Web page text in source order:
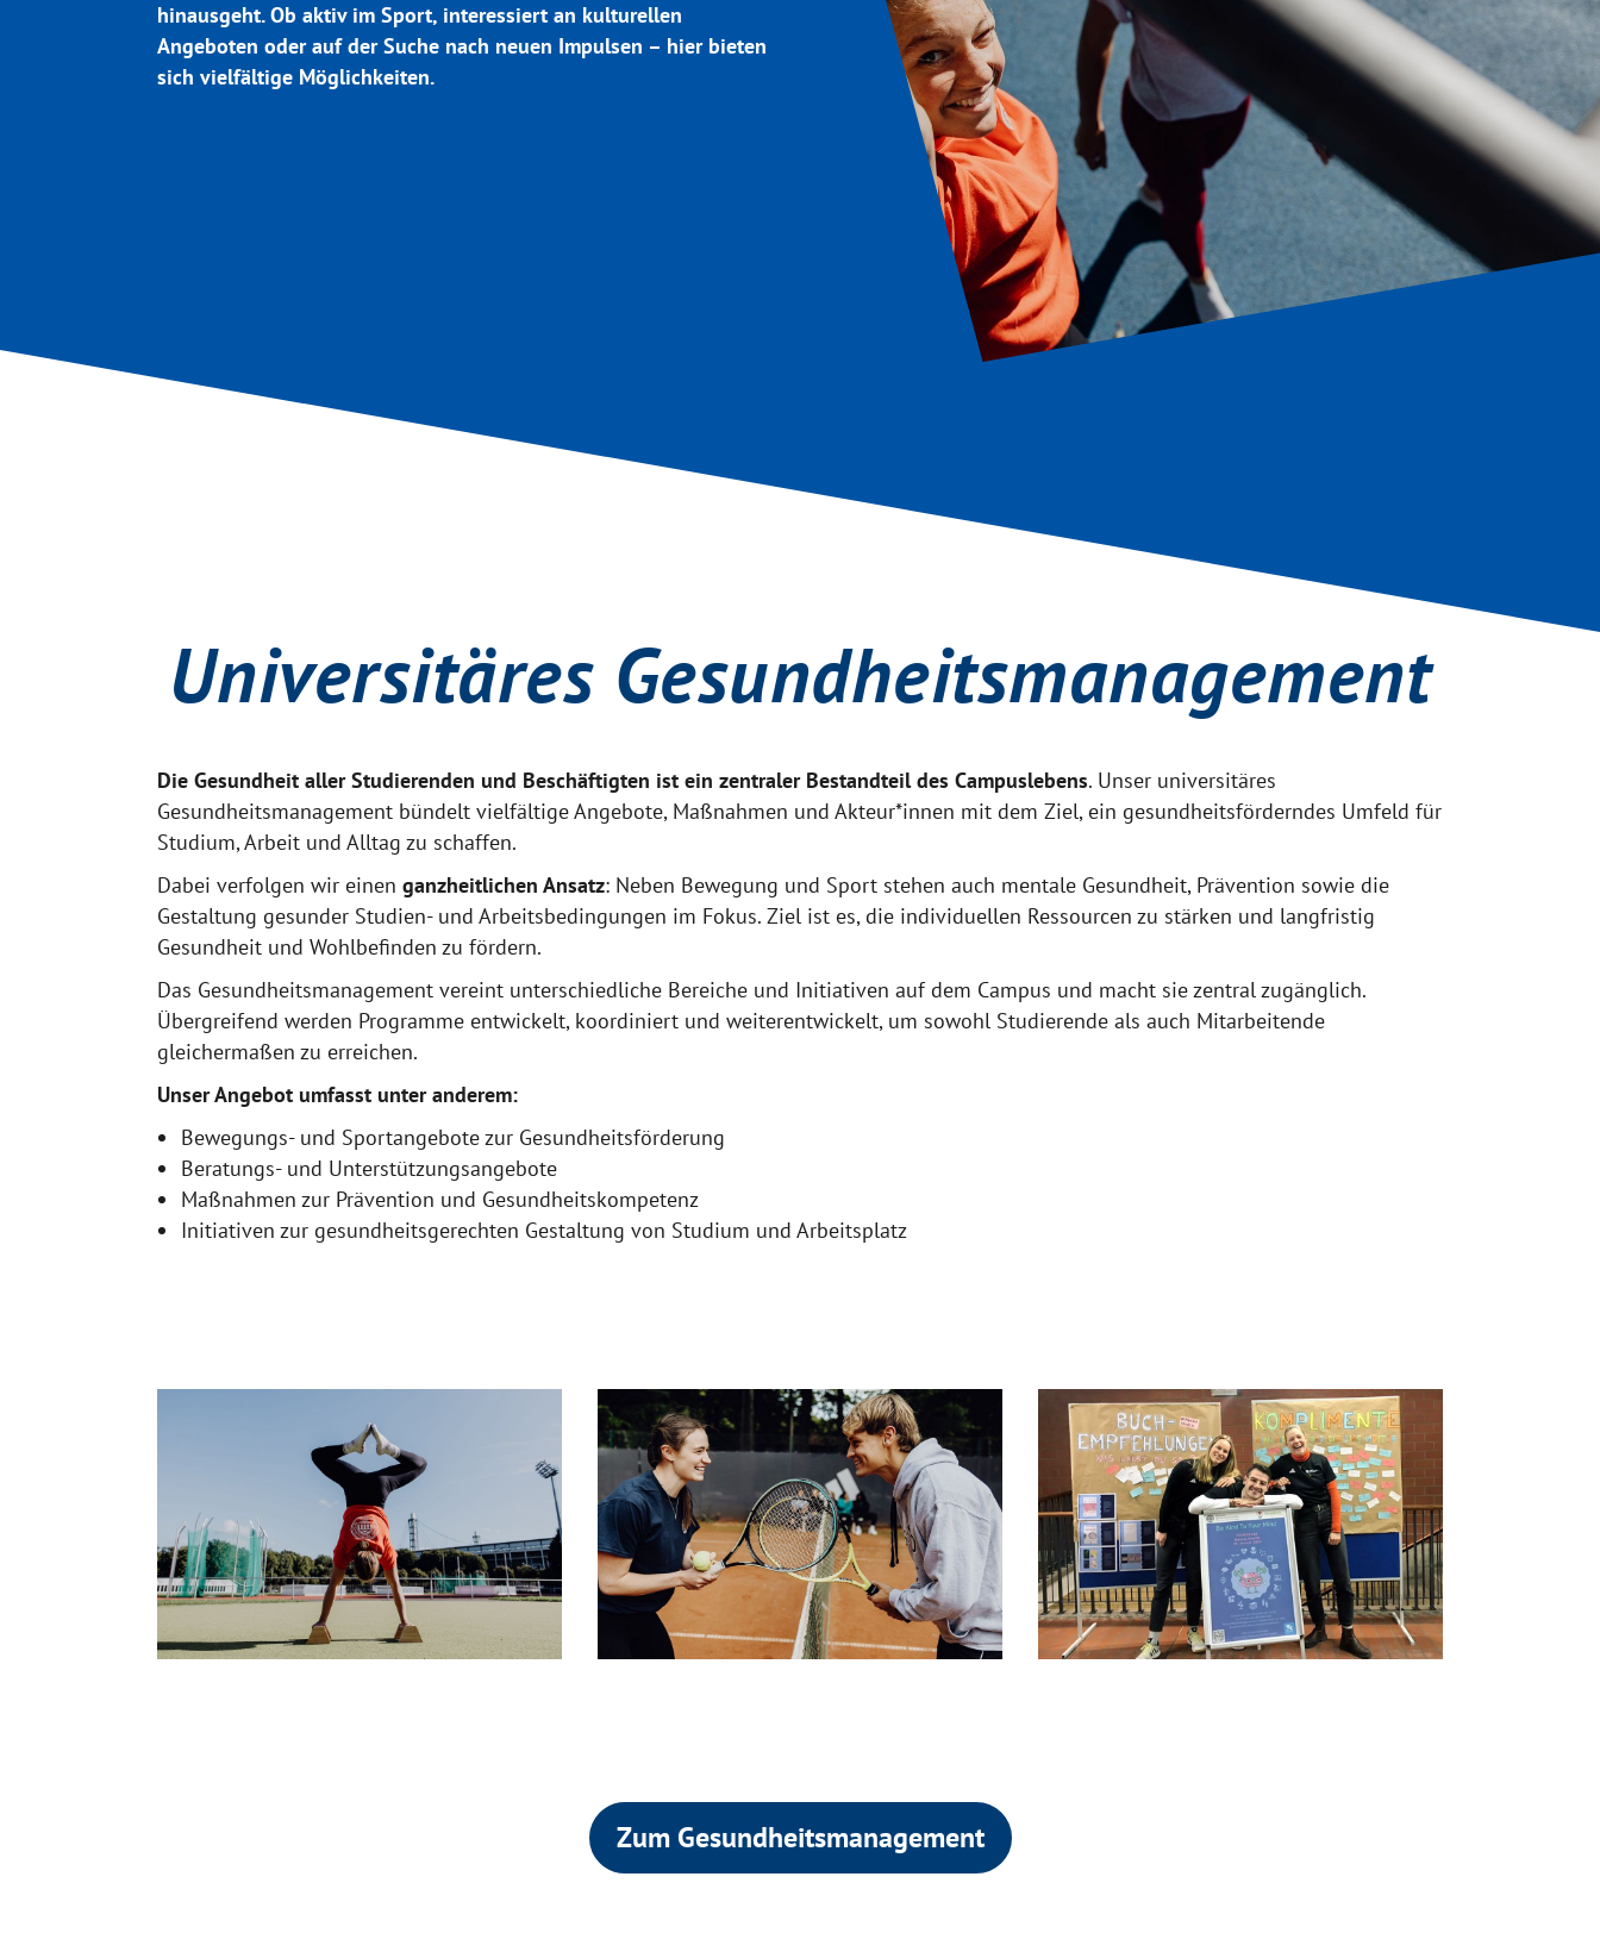
hinausgeht. Ob aktiv im Sport, interessiert an kulturellen
Angeboten oder auf der Suche nach neuen Impulsen – hier bieten
sich vielfältige Möglichkeiten.
Universitäres Gesundheits­management
Die Gesundheit aller Studierenden und Beschäftigten ist ein zentraler Bestandteil des Campuslebens. Unser universitäres
Gesundheitsmanagement bündelt vielfältige Angebote, Maßnahmen und Akteur*innen mit dem Ziel, ein gesundheitsförderndes Umfeld für
Studium, Arbeit und Alltag zu schaffen.
Dabei verfolgen wir einen ganzheitlichen Ansatz: Neben Bewegung und Sport stehen auch mentale Gesundheit, Prävention sowie die
Gestaltung gesunder Studien- und Arbeitsbedingungen im Fokus. Ziel ist es, die individuellen Ressourcen zu stärken und langfristig
Gesundheit und Wohlbefinden zu fördern.
Das Gesundheitsmanagement vereint unterschiedliche Bereiche und Initiativen auf dem Campus und macht sie zentral zugänglich.
Übergreifend werden Programme entwickelt, koordiniert und weiterentwickelt, um sowohl Studierende als auch Mitarbeitende
gleichermaßen zu erreichen.
Unser Angebot umfasst unter anderem:
Bewegungs- und Sportangebote zur Gesundheitsförderung
Beratungs- und Unterstützungsangebote
Maßnahmen zur Prävention und Gesundheitskompetenz
Initiativen zur gesundheitsgerechten Gestaltung von Studium und Arbeitsplatz
Zum Gesundheitsmanagement